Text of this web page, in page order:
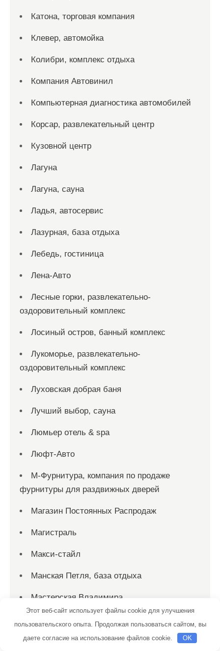
Катона, торговая компания
Клевер, автомойка
Колибри, комплекс отдыха
Компания Автовинил
Компьютерная диагностика автомобилей
Корсар, развлекательный центр
Кузовной центр
Лагуна
Лагуна, сауна
Ладья, автосервис
Лазурная, база отдыха
Лебедь, гостиница
Лена-Авто
Лесные горки, развлекательно-
оздоровительный комплекс
Лосиный остров, банный комплекс
Лукоморье, развлекательно-
оздоровительный комплекс
Луховская добрая баня
Лучший выбор, сауна
Люмьер отель & spa
Люфт-Авто
М-Фурнитура, компания по продаже
фурнитуры для раздвижных дверей
Магазин Постоянных Распродаж
Магистраль
Макси-стайл
Манская Петля, база отдыха
Мастерская Владимира
Медведефф, комплекс
Этот веб-сайт использует файлы cookie для улучшения
пользовательского опыта. Продолжая пользоваться сайтом, вы
даете согласие на использование файлов cookie.
OK